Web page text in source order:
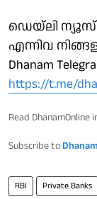
ഡെയ്‌ലി ന്യൂസ്
എന്നിവ
Dhanam
https://t.me/
Read DhanamOnline
Subscribe to
RBI Private Banks